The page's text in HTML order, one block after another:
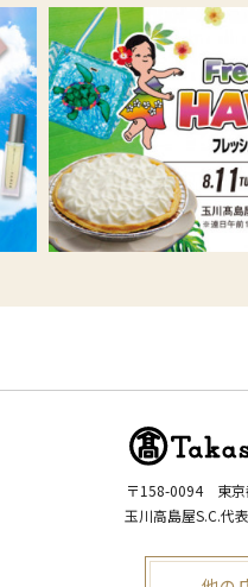
盲導犬育成サポート活動
Ｓ･Ｃカード「盲導犬育成サ
ショッピングやお食事の支払
（公財）日本盲導犬協会へ寄
のご負担は一切ありません。
館内各所には「募金箱」を設
年2回、（公財）日本盲導犬
盲導犬ふれあい広場（春・秋
（公財）日本盲導犬協会の主
財）日本盲導犬協会へのチャ
[西館駐車場A棟・B棟]3FおよびB1
[東館駐車場]外部エレベーターから
[マロニエコート駐車場]東館外部エ
い。
※D棟は階段がございますので、お
〒158-0094 東
玉川高島屋S.C.代